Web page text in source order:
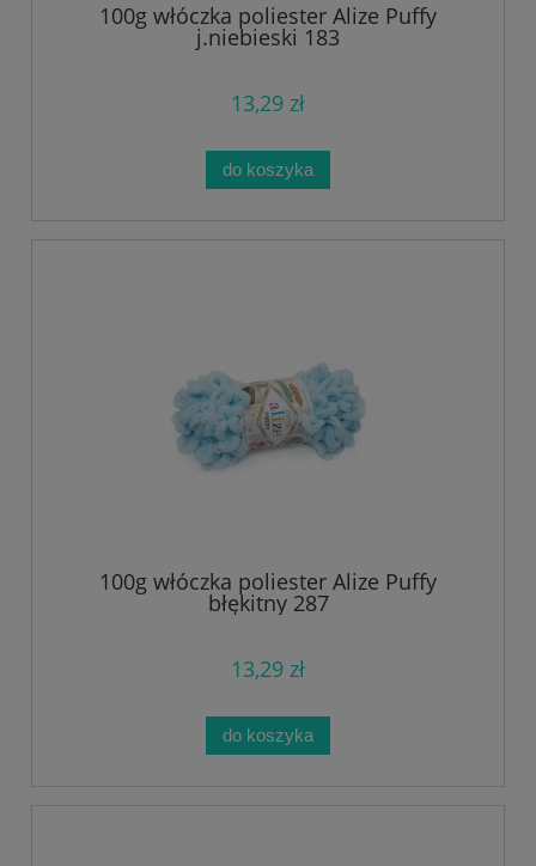
100g włóczka poliester Alize Puffy
j.niebieski 183
13,29 zł
do koszyka
100g włóczka poliester Alize Puffy
błękitny 287
13,29 zł
do koszyka